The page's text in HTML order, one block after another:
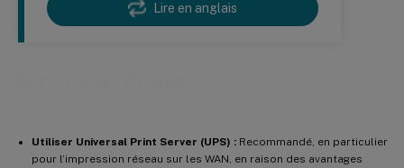
Lire en anglais
Utiliser Universal Print Server (UPS) : Recommandé, en particulier
pour l’impression réseau sur les WAN, en raison des avantages